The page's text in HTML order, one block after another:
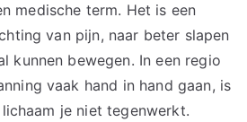
medische term. Het is een
van pijn, naar beter slapen
kunnen bewegen. In een regio
vaak hand in hand gaan, is
je niet tegenwerkt.